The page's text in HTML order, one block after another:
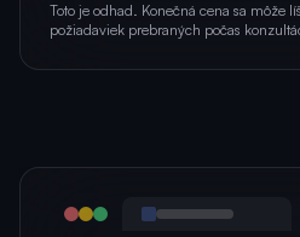
Toto je odhad. Konečná cena sa môže
požiadaviek prebraných počas